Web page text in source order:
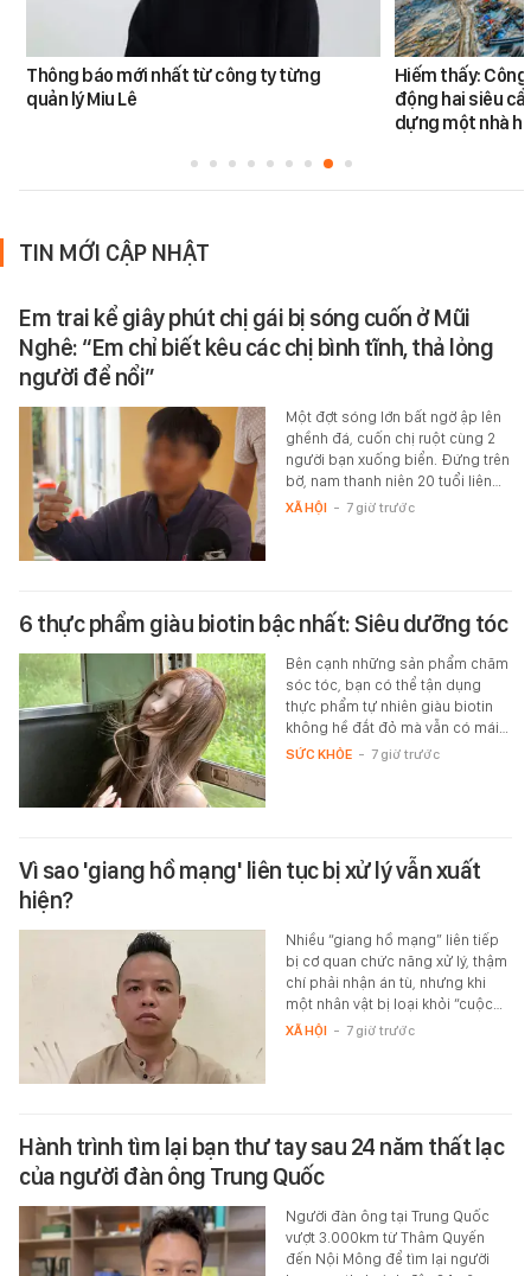
Thông báo mới nhất từ công ty từng
quản lý Miu Lê
Hiếm thấy:
động hai siêu
dựng một nhà
TIN MỚI CẬP NHẬT
Em trai kể giây phút chị gái bị sóng cuốn ở Mũi
Nghê: “Em chỉ biết kêu các chị bình tĩnh, thả lỏng
người để nổi”
Một đợt sóng lớn bất ngờ ập lên
ghềnh đá, cuốn chị ruột cùng 2
người bạn xuống biển. Đứng trên
bờ, nam thanh niên 20 tuổi liên…
XÃ HỘI - 7 giờ trước
6 thực phẩm giàu biotin bậc nhất: Siêu dưỡng tóc
Bên cạnh những sản phẩm chăm
sóc tóc, bạn có thể tận dụng
thực phẩm tự nhiên giàu biotin
không hề đắt đỏ mà vẫn có mái…
SỨC KHỎE - 7 giờ trước
Vì sao 'giang hồ mạng' liên tục bị xử lý vẫn xuất
hiện?
Nhiều “giang hồ mạng” liên tiếp
bị cơ quan chức năng xử lý, thậm
chí phải nhận án tù, nhưng khi
một nhân vật bị loại khỏi “cuộc…
XÃ HỘI - 7 giờ trước
Hành trình tìm lại bạn thư tay sau 24 năm thất lạc
của người đàn ông Trung Quốc
Người đàn ông tại Trung Quốc
vượt 3.000km từ Thâm Quyến
đến Nội Mông để tìm lại người